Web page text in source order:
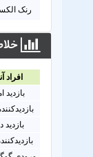
رنک
افراد
بازدید
بازدید